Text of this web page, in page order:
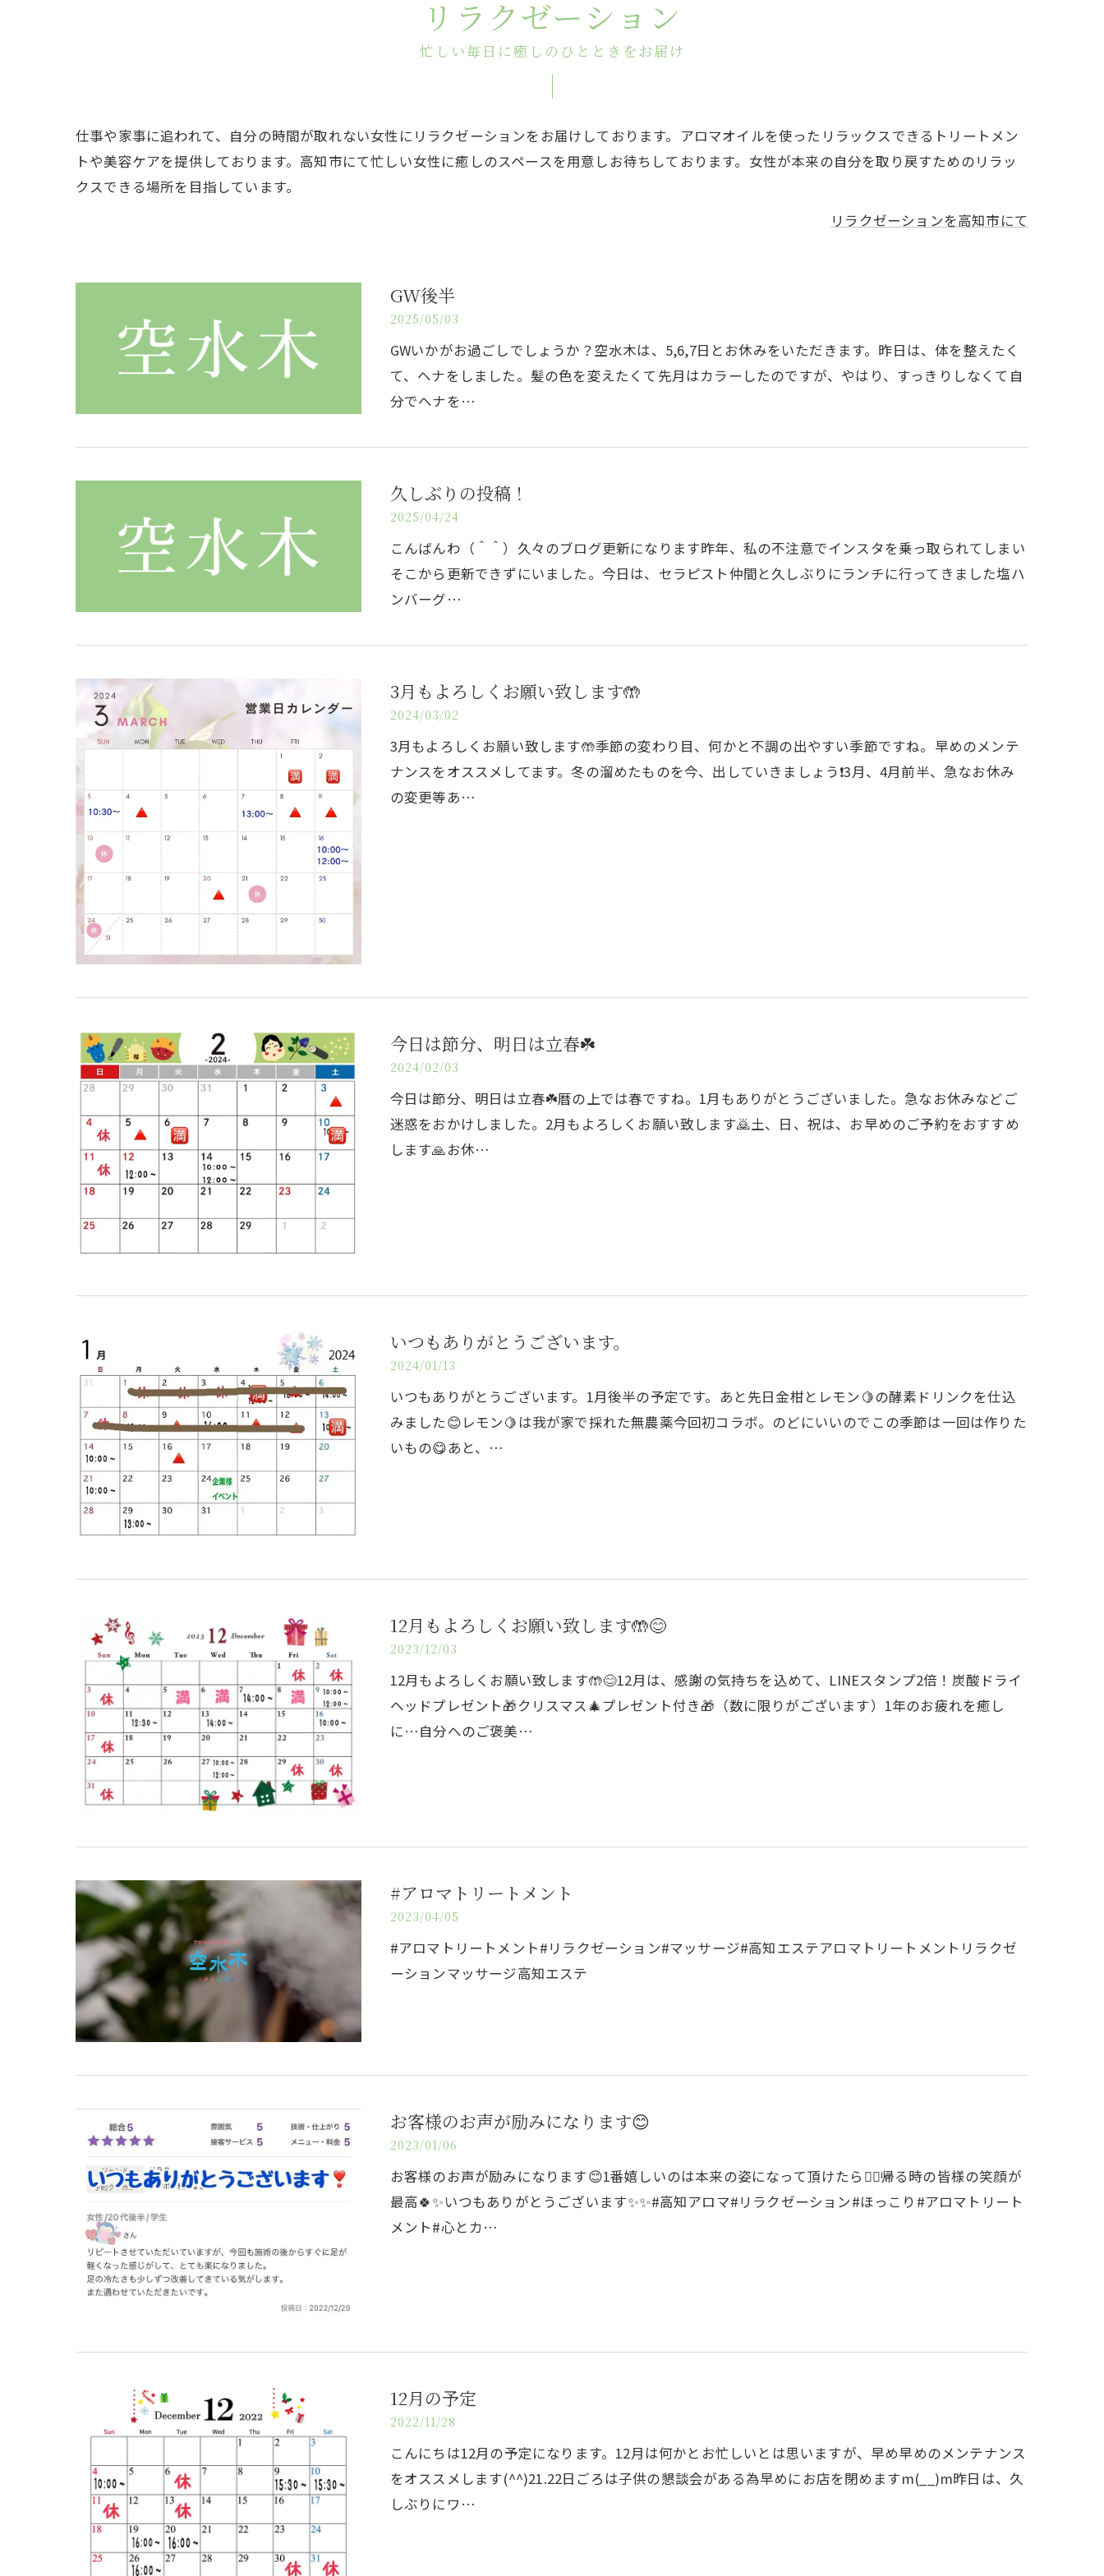
リラクゼーション
忙しい毎日に癒しのひとときをお届け
仕事や家事に追われて、自分の時間が取れない女性にリラクゼーションをお届けしております。アロマオイルを使ったリラックスできるトリートメン
トや美容ケアを提供しております。高知市にて忙しい女性に癒しのスペースを用意しお待ちしております。女性が本来の自分を取り戻すためのリラッ
クスできる場所を目指しています。
リラクゼーションを高知市にて
GW後半
2025/05/03
GWいかがお過ごしでしょうか？空水木は、5,6,7日とお休みをいただきます。昨日は、体を整えたく
て、ヘナをしました。髪の色を変えたくて先月はカラーしたのですが、やはり、すっきりしなくて自
分でヘナを…
久しぶりの投稿！
2025/04/24
こんばんわ（＾＾）久々のブログ更新になります昨年、私の不注意でインスタを乗っ取られてしまい
そこから更新できずにいました。今日は、セラピスト仲間と久しぶりにランチに行ってきました塩ハ
ンバーグ…
3月もよろしくお願い致します🤲
2024/03/02
3月もよろしくお願い致します🤲季節の変わり目、何かと不調の出やすい季節ですね。早めのメンテ
ナンスをオススメしてます。冬の溜めたものを今、出していきましょう❗️3月、4月前半、急なお休み
の変更等あ…
今日は節分、明日は立春☘️
2024/02/03
今日は節分、明日は立春☘️暦の上では春ですね。1月もありがとうございました。急なお休みなどご
迷惑をおかけしました。2月もよろしくお願い致します🙇土、日、祝は、お早めのご予約をおすすめ
します🙏お休…
いつもありがとうございます。
2024/01/13
いつもありがとうございます。1月後半の予定です。あと先日金柑とレモン🍋の酵素ドリンクを仕込
みました😊レモン🍋は我が家で採れた無農薬今回初コラボ。のどにいいのでこの季節は一回は作りた
いもの😋あと、…
12月もよろしくお願い致します🤲😊
2023/12/03
12月もよろしくお願い致します🤲😊12月は、感謝の気持ちを込めて、LINEスタンプ2倍！炭酸ドライ
ヘッドプレゼント🎁クリスマス🎄プレゼント付き🎁（数に限りがございます）1年のお疲れを癒し
に…自分へのご褒美…
#アロマトリートメント
2023/04/05
#アロマトリートメント#リラクゼーション#マッサージ#高知エステアロマトリートメントリラクゼ
ーションマッサージ高知エステ
お客様のお声が励みになります😊
2023/01/06
お客様のお声が励みになります😊1番嬉しいのは本来の姿になって頂けたら🙆‍♀️帰る時の皆様の笑顔が
最高🍀✨いつもありがとうございます✨✨#高知アロマ#リラクゼーション#ほっこり#アロマトリート
メント#心とカ…
12月の予定
2022/11/28
こんにちは12月の予定になります。12月は何かとお忙しいとは思いますが、早め早めのメンテナンス
をオススメします(^^)21.22日ごろは子供の懇談会がある為早めにお店を閉めますm(__)m昨日は、久
しぶりにワ…